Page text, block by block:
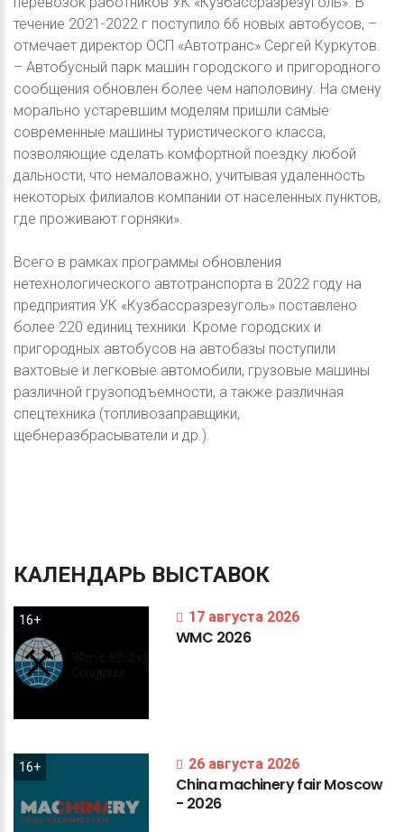
течение 2021-2022 г поступило 66 новых автобусов, –
отмечает директор ОСП «Автотранс» Сергей Куркутов.
– Автобусный парк машин городского и пригородного
сообщения обновлен более чем наполовину. На смену
морально устаревшим моделям пришли самые
современные машины туристического класса,
позволяющие сделать комфортной поездку любой
дальности, что немаловажно, учитывая удаленность
некоторых филиалов компании от населенных пунктов,
где проживают горняки».
Всего в рамках программы обновления
нетехнологического автотранспорта в 2022 году на
предприятия УК «Кузбассразрезуголь» поставлено
более 220 единиц техники. Кроме городских и
пригородных автобусов на автобазы поступили
вахтовые и легковые автомобили, грузовые машины
различной грузоподъемности, а также различная
спецтехника (топливозаправщики,
щебнеразбрасыватели и др.).
КАЛЕНДАРЬ ВЫСТАВОК
16+ 17 августа 2026
WMC 2026
16+ 26 августа 2026
ChinamachineryfairMoscow
- 2026